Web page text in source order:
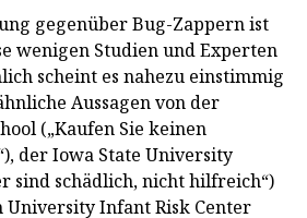
gegenüber Bug-Zappern ist
wenigen Studien und Experten
scheint es nahezu einstimmig
Aussagen von der
(„Kaufen Sie keinen
der Iowa State University
sind schädlich, nicht hilfreich“)
University Infant Risk Center